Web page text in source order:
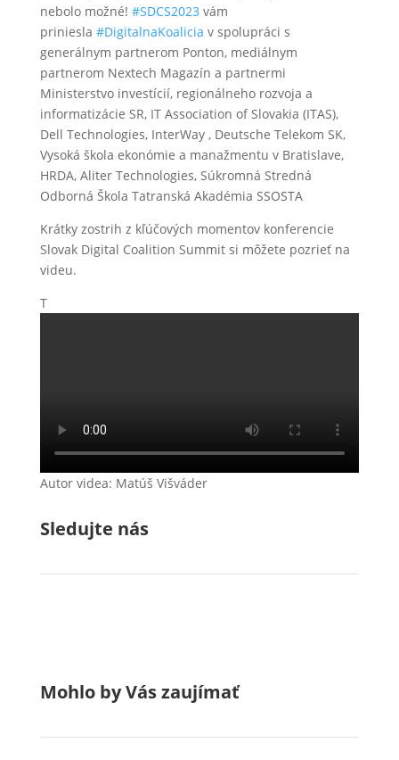
nebolo možné! #SDCS2023vám
priniesla #DigitalnaKoalicia v spolupráci s
generálnym partnerom Ponton, mediálnym
partnerom Nextech Magazín a partnermi
Ministerstvo investícií, regionálneho rozvoja a
informatizácie SR, IT Association of Slovakia (ITAS),
Dell Technologies, InterWay , Deutsche Telekom SK,
Vysoká škola ekonómie a manažmentu v Bratislave,
HRDA, Aliter Technologies, Súkromná Stredná
Odborná Škola Tatranská Akadémia SSOSTA
Krátky zostrih z kľúčových momentov konferencie
Slovak Digital Coalition Summit si môžete pozrieť na
videu.
T
Autor videa: Matúš Višváder
Sledujte nás
Mohlo by Vás zaujímať